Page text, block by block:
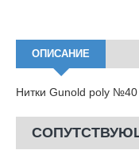
ОПИСАНИЕ
Нитки Gunold poly